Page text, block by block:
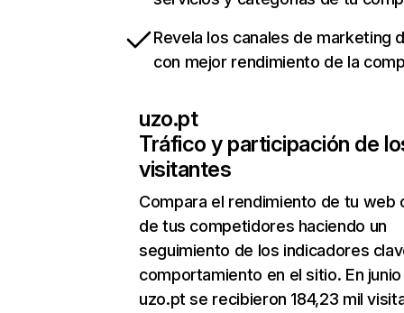
Revela los canales de marketing
con mejor rendimiento de la
uzo.pt
Tráfico y participación de
visitantes
Compara el rendimiento de tu web
de tus competidores haciendo un
seguimiento de los indicadores
comportamiento en el sitio. En junio
uzo.pt se recibieron 184,23 mil